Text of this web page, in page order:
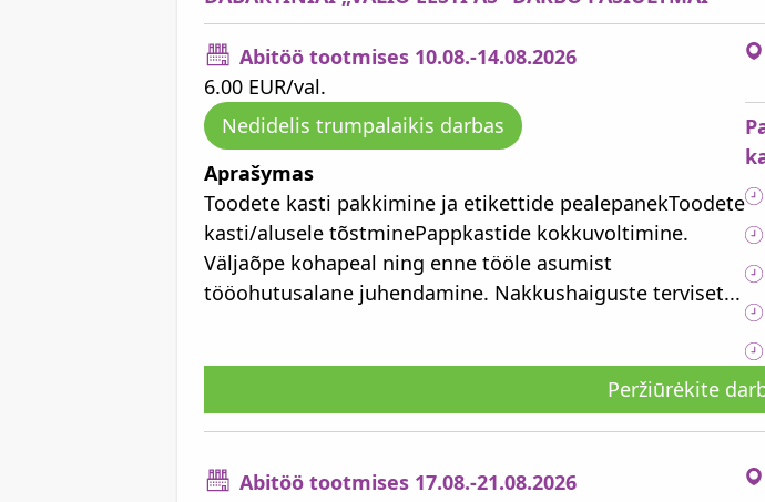
Abitöö tootmises 10.08.-14.08.2026
6.00 EUR/val.
Nedidelis trumpalaikis darbas
Aprašymas
Toodete kasti pakkimine ja etikettide pealepanekToodete
kasti/alusele tõstminePappkastide kokkuvoltimine.
Väljaõpe kohapeal ning enne tööle asumist
tööohutusalane juhendamine. Nakkushaiguste terviset...
Peržiūrėkite
Abitöö tootmises 17.08.-21.08.2026